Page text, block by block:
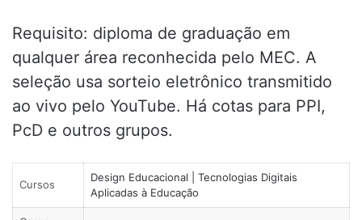
Requisito: diploma de graduação em
qualquer área reconhecida pelo MEC. A
seleção usa sorteio eletrônico transmitido
ao vivo pelo YouTube. Há cotas para PPI,
PcD e outros grupos.
Cursos
Design Educacional | Tecnologias Digitais
Aplicadas à Educação